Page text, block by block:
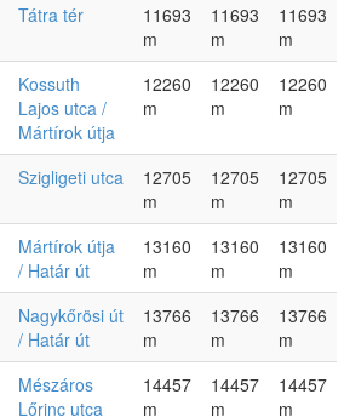
Tátra tér
11693
m
11693
m
11693
m
Kossuth
Lajos utca /
Mártírok útja
12260
m
12260
m
12260
m
Szigligeti utca
12705
m
12705
m
12705
m
Mártírok útja
/ Határ út
13160
m
13160
m
13160
m
Nagykőrösi út
/ Határ út
13766
m
13766
m
13766
m
Mészáros
Lőrinc utca
14457
m
14457
m
14457
m